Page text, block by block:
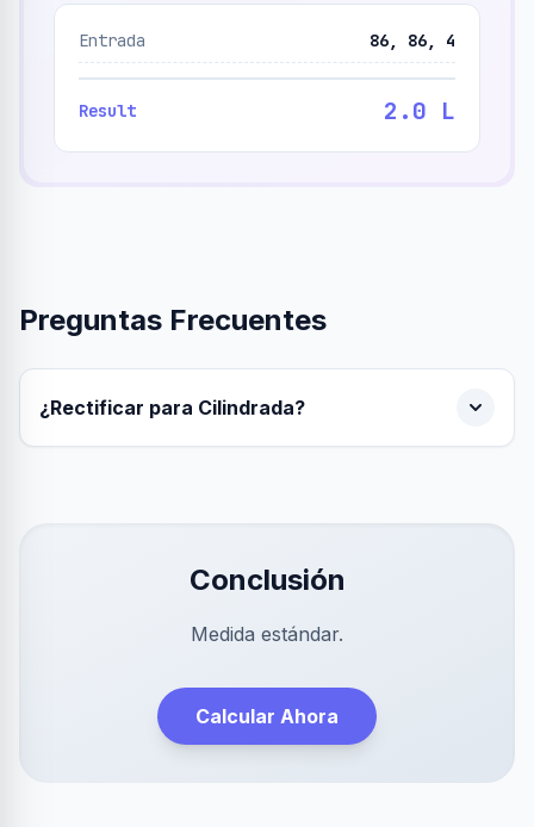
Entrada 86, 86, 4
Result 2.0 L
Preguntas Frecuentes
¿Rectificar para Cilindrada?
Conclusión
Medida estándar.
Calcular Ahora